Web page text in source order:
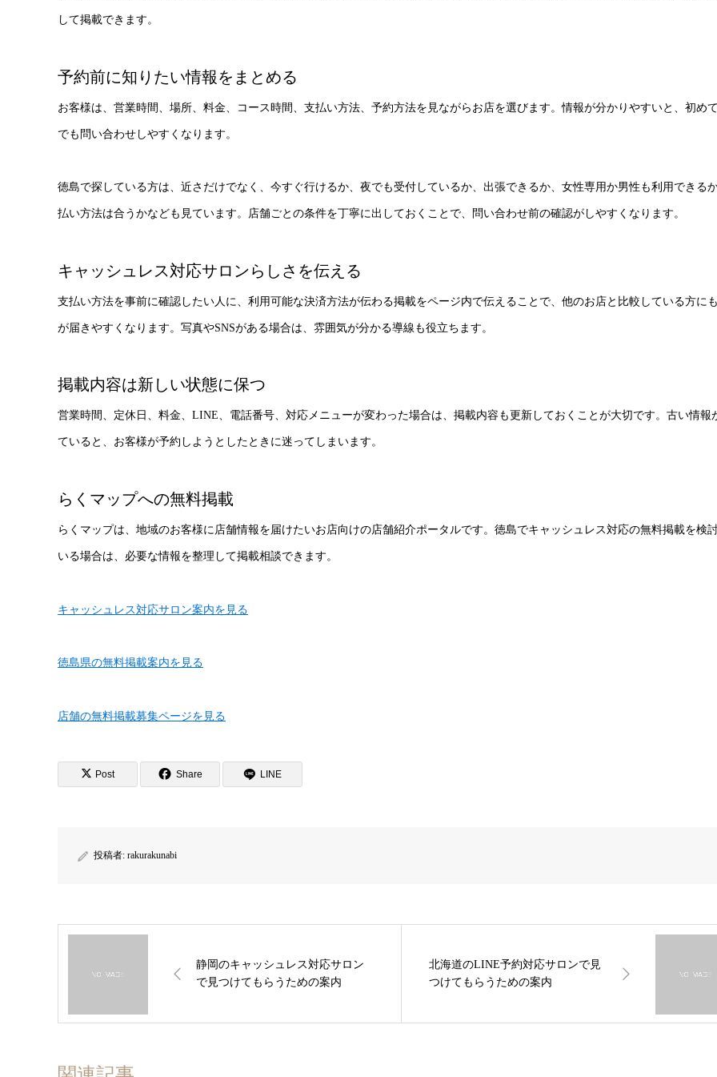
して掲載できます。
予約前に知りたい情報をまとめる
お客様は、営業時間、場所、料金、コース時間、支払い方法、予約方法を見ながらお店を選びます。情報が分かりやすいと、初め
でも問い合わせしやすくなります。
徳島で探している方は、近さだけでなく、今すぐ行けるか、夜でも受付しているか、出張できるか、女性専用か男性も利用できる
払い方法は合うかなども見ています。店舗ごとの条件を丁寧に出しておくことで、問い合わせ前の確認がしやすくなります。
キャッシュレス対応サロンらしさを伝える
支払い方法を事前に確認したい人に、利用可能な決済方法が伝わる掲載をページ内で伝えることで、他のお店と比較している方に
が届きやすくなります。写真やSNSがある場合は、雰囲気が分かる導線も役立ちます。
掲載内容は新しい状態に保つ
営業時間、定休日、料金、LINE、電話番号、対応メニューが変わった場合は、掲載内容も更新しておくことが大切です。古い情報
ていると、お客様が予約しようとしたときに迷ってしまいます。
らくマップへの無料掲載
らくマップは、地域のお客様に店舗情報を届けたいお店向けの店舗紹介ポータルです。徳島でキャッシュレス対応の無料掲載を検
いる場合は、必要な情報を整理して掲載相談できます。
キャッシュレス対応サロン案内を見る
徳島県の無料掲載案内を見る
店舗の無料掲載募集ページを見る
Post Share LINE
投稿者: rakurakunabi
静岡のキャッシュレス対応サロン
で見つけてもらうための案内
北海道のLINE予約対応サロンで見
つけてもらうための案内